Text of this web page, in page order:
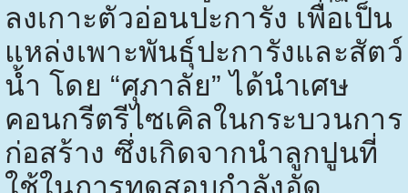
ลงเกาะตัวอ่อนปะการัง เพื่อเป็น
แหล่งเพาะพันธุ์ปะการังและสัตว์
น้ำ โดย “ศุภาลัย” ได้นำเศษ
คอนกรีตรีไซเคิลในกระบวนการ
ก่อสร้าง ซึ่งเกิดจากนำลูกปูนที่